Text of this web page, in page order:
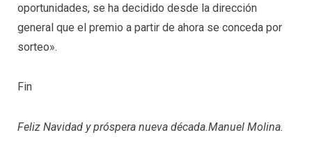
oportunidades, se ha decidido desde la dirección
general que el premio a partir de ahora se conceda por
sorteo».
Fin
Feliz Navidad y próspera nueva década.Manuel Molina.